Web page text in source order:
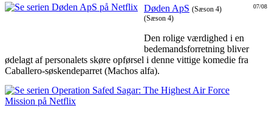
07/08
Døden ApS (Sæson 4)
(Sæson 4)
Den rolige værdighed i en
bedemandsforretning bliver
ødelagt af personalets skøre opførsel i denne vittige komedie fra
Caballero-søskendeparret (Machos alfa).